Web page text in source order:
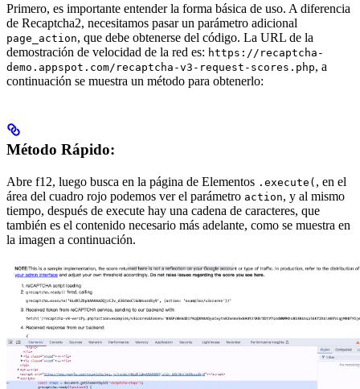
Primero, es importante entender la forma básica de uso. A diferencia
de Recaptcha2, necesitamos pasar un parámetro adicional
page_action, que debe obtenerse del código. La URL de la
demostración de velocidad de la red es: https://recaptcha-
demo.appspot.com/recaptcha-v3-request-scores.php, a
continuación se muestra un método para obtenerlo:
Método Rápido:
Abre f12, luego busca en la página de Elementos .execute( , en el
área del cuadro rojo podemos ver el parámetro action, y al mismo
tiempo, después de execute hay una cadena de caracteres, que
también es el contenido necesario más adelante, como se muestra en
la imagen a continuación.